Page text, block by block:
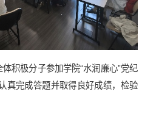
积极分子参加学院“水润廉心”党纪
真完成答题并取得良好成绩，检验